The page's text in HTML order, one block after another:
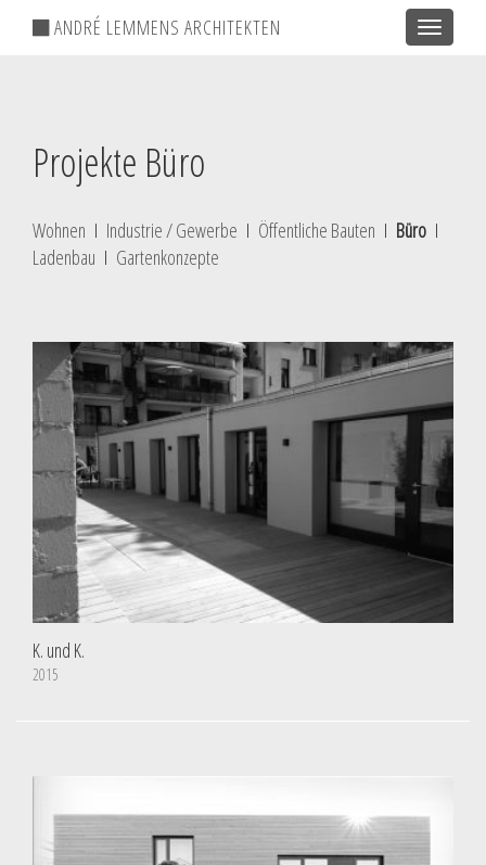
Toggle
ANDRÉ LEMMENS ARCHITEKTEN
Projekte Büro
Wohnen I Industrie / Gewerbe I Öffentliche Bauten I Büro I
Ladenbau I Gartenkonzepte
K. und K.
2015